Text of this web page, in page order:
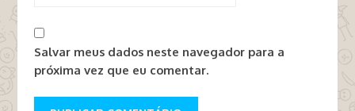
Salvar meus dados neste navegador para a
próxima vez que eu comentar.